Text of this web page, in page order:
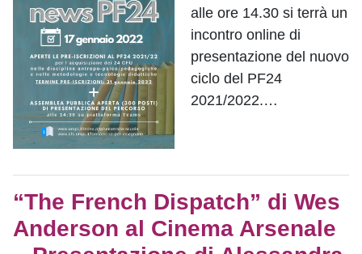
alle ore 14.30 si terrà un
incontro online di
presentazione del nuovo
ciclo del PF24
2021/2022.…
“The French Dispatch” di Wes
Anderson al Cinema Arsenale